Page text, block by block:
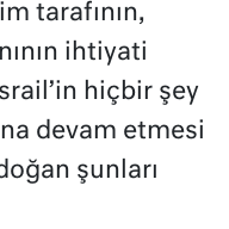
tarafının,
ihtiyati
hiçbir şey
devam etmesi
şunları